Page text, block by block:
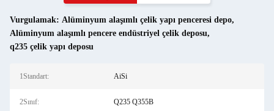
Vurgulamak: Alüminyum alaşımlı çelik yapı penceresi depo,
Alüminyum alaşımlı pencere endüstriyel çelik deposu,
q235 çelik yapı deposu
1Standart: AiSi
2Sınıf: Q235 Q355B